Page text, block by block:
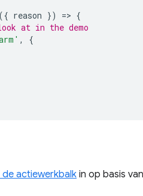
({ reason }) => {
at in the demo
,
{
actiewerkbalkin op basis